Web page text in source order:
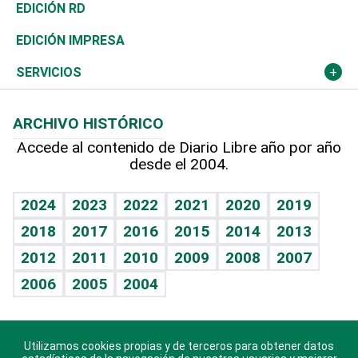
Ocenanía
Caribe
Resto del mundo
Telecom.
Global y variable
Economía personal
Sociales
Novedades
Podcast Arte Libre
Hablando con el pediatra
Vida y familia
Eñe
Celebrando la vida
Sin complejos
En pocas palabras
Tenis
Olimpismo
Más deportes
Línea de hit
TBT Deportivo
El Espía
Noticiero Poteleche
Columnistas
Más firmas
Historia
Martes de tecnología
Cambio climático
Revista
Deportes
Opinión
Hecho en casa
Guía del dinero
EDICIÓN RD
EDICIÓN IMPRESA
SERVICIOS
Cumpleaños
Horóscopos
Crucigramas
ARCHIVO HISTÓRICO
Accede al contenido de Diario Libre año por año
desde el 2004.
2024 2023 2022 2021 2020
2019
2018
2017 2016 2015 2014
2013
2012
2011 2010 2009 2008
2007
2006
2005 2004
Descarga nuestras aplicaciones para Android, iOS y
Utilizamos cookies propias y de terceros para obtener datos